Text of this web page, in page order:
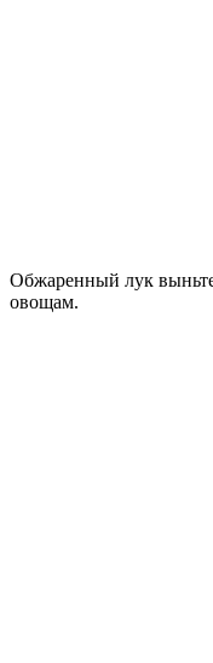
Обжаренный лук
овощам.